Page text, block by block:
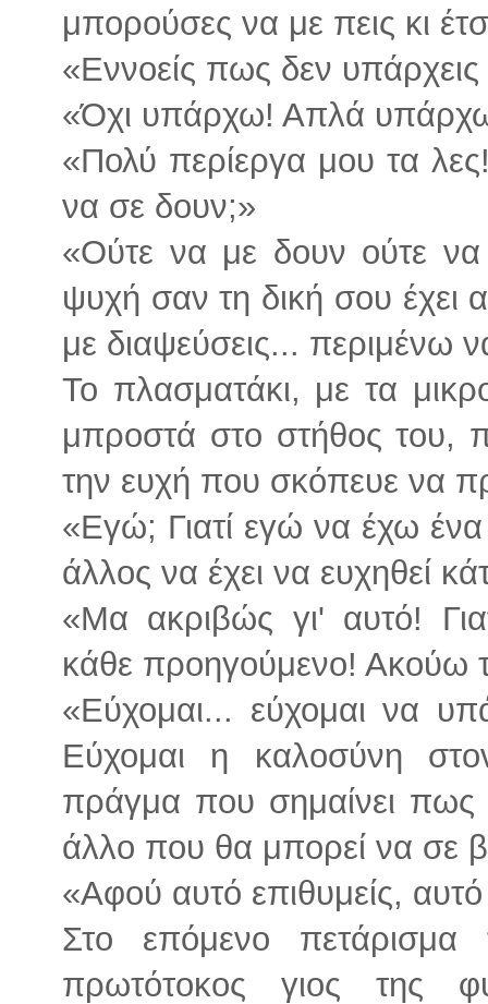
μπορούσες να με πεις κι
«Εννοείς πως δεν
«Όχι υπάρχω! Απλά υπάρχω
«Πολύ περίεργα μου τα
να σε δουν;»
«Ούτε να με δουν ούτε
ψυχή σαν τη δική σου έχει
με διαψεύσεις... περιμένω
Το πλασματάκι, με τα
μπροστά στο στήθος του,
την ευχή που σκόπευε να
«Εγώ; Γιατί εγώ να έχω ένα
άλλος να έχει να ευχηθεί
«Μα ακριβώς γι' αυτό!
κάθε προηγούμενο! Ακούω
«Εύχομαι... εύχομαι να
Εύχομαι η καλοσύνη
πράγμα που σημαίνει πως
άλλο που θα μπορεί να σε
«Αφού αυτό επιθυμείς, αυτό
Στο επόμενο
πρωτότοκος γιος της